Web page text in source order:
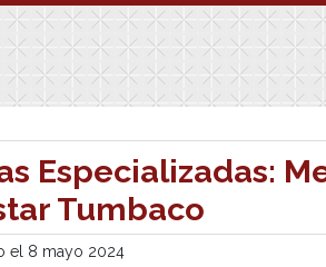
Especializadas:
Tumbaco
el 8 mayo 2024